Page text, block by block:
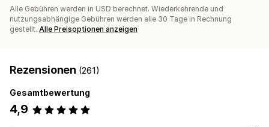
Alle Gebühren werden in USD berechnet. Wiederkehrende und
nutzungsabhängige Gebühren werden alle 30 Tage in Rechnung
gestellt. Alle Preisoptionen anzeigen
Rezensionen (261)
Gesamtbewertung
4,9